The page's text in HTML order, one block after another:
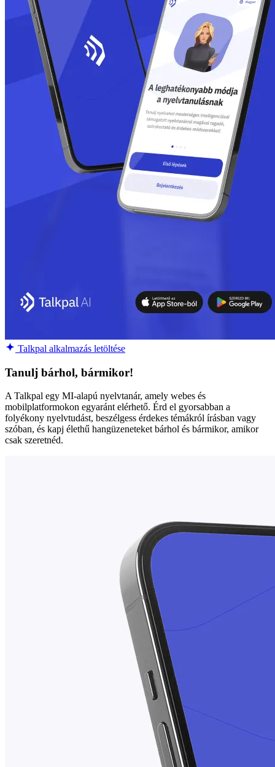
Talkpal alkalmazás letöltése
Tanulj bárhol, bármikor!
A Talkpal egy MI-alapú nyelvtanár, amely webes és
mobilplatformokon egyaránt elérhető. Érd el gyorsabban a
folyékony nyelvtudást, beszélgess érdekes témákról írásban vagy
szóban, és kapj élethű hangüzeneteket bárhol és bármikor, amikor
csak szeretnéd.